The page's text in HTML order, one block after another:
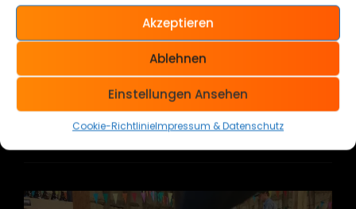
Akzeptieren
Ablehnen
Einstellungen Ansehen
Cookie-RichtlinieImpressum & Datenschutz
Letzten Freitag war ich auf der Kustom
Kulture Forever in Herten. Einen Tag Urlaub
genommen und ab dafür. Leider konnte
WEITER LESENKKF